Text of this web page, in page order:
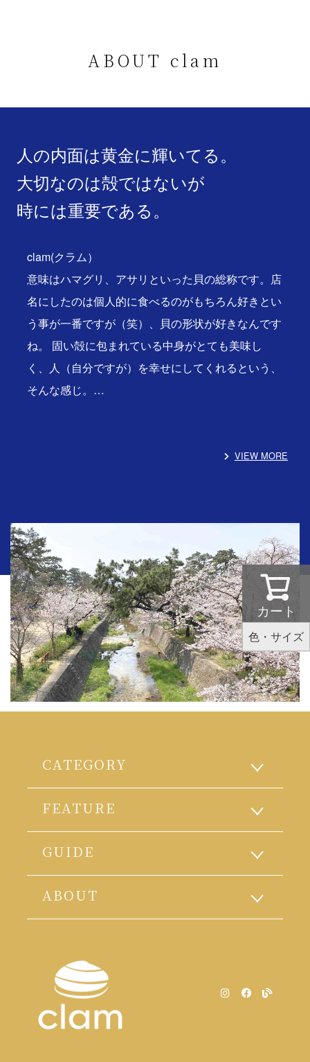
カート
色・サイズ
ABOUT clam
人の内面は黄金に輝いてる。
大切なのは殻ではないが
時には重要である。
clam(クラム）
意味はハマグリ、アサリといった貝の総称です。店
名にしたのは個人的に食べるのがもちろん好きとい
う事が一番ですが（笑）、貝の形状が好きなんです
ね。 固い殻に包まれている中身がとても美味し
く、人（自分ですが）を幸せにしてくれるという、
そんな感じ。…
VIEW MORE
CATEGORY
FEATURE
GUIDE
ABOUT